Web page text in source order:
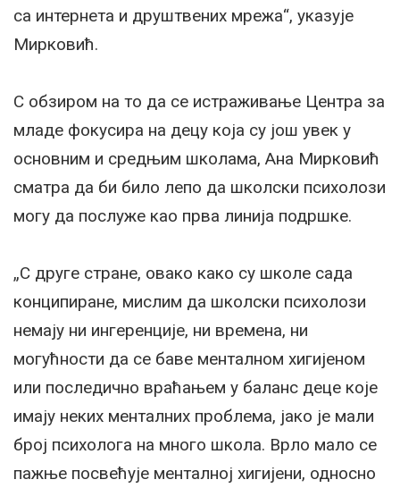
са интернета и друштвених мрежа“, указује
Мирковић.
С обзиром на то да се истраживање Центра за
младе фокусира на децу која су још увек у
основним и средњим школама, Ана Мирковић
сматра да би било лепо да школски психолози
могу да послуже као прва линија подршке.
„С друге стране, овако како су школе сада
конципиране, мислим да школски психолози
немају ни ингеренције, ни времена, ни
могућности да се баве менталном хигијеном
или последично враћањем у баланс деце које
имају неких менталних проблема, јако је мали
број психолога на много школа. Врло мало се
пажње посвећује менталној хигијени, односно